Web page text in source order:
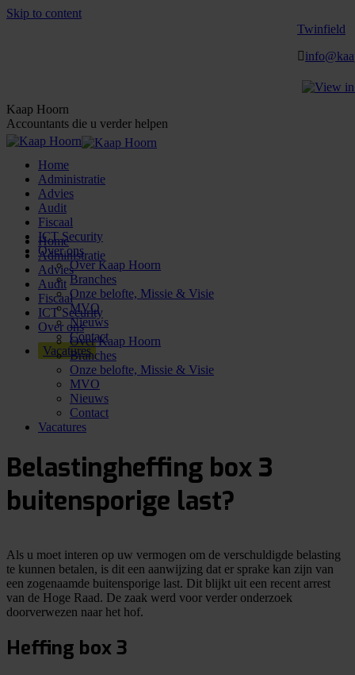
Skip to content
Twinfield
Kaap Hoorn
Accountants die u verder helpen
Home
Administratie
Advies
Audit
Fiscaal
ICT Security
Over ons
Over Kaap Hoorn
Branches
Onze belofte, Missie & Visie
MVO
Nieuws
Contact
Vacatures
Home
Administratie
Advies
Audit
Fiscaal
ICT Security
Over ons
Over Kaap Hoorn
Branches
Onze belofte, Missie & Visie
MVO
Nieuws
Contact
Vacatures
Belastingheffing box 3
buitensporige last?
Als u moet interen op uw vermogen om de verschuldigde belasting
te kunnen betalen, is dit een aanwijzing dat er sprake kan zijn van
een zogenaamde buitensporige last. Dit blijkt uit een recent arrest
van de Hoge Raad. De zaak werd voor verder onderzoek
doorverwezen naar het hof.
Heffing box 3